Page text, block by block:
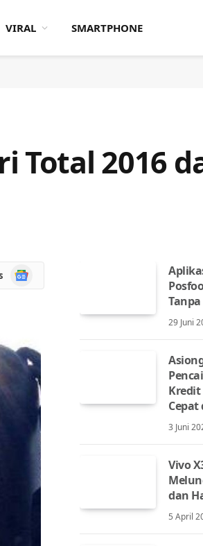
VIRAL SMARTPHONE
Total 2016
Google
News
29 Juni
Kredit
3 Juni
Vivo
dan
5 April